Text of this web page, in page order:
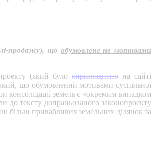
продажу), що обумовлене не мотивами
(який булооприлюднено на сайті
що обумовлений мотивами суспільної
консолідації земель є «окремим випадком
до тексту допрацьованого законопроекту
більш привабливих земельних ділянок за